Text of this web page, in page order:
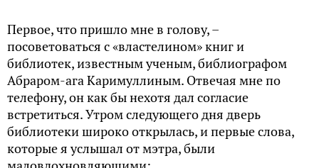
Первое, что пришло мне в голову, –
посоветоваться с «властелином» книг и
библиотек, известным ученым, библиографом
Абраром-ага Каримуллиным. Отвечая мне по
телефону, он как бы нехотя дал согласие
встретиться. Утром следующего дня дверь
библиотеки широко открылась, и первые слова,
которые я услышал от мэтра, были